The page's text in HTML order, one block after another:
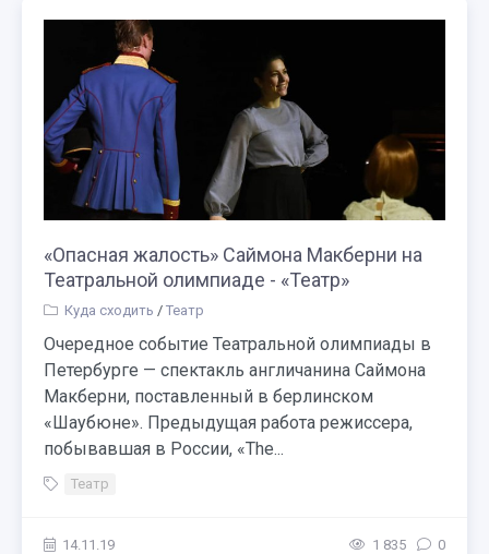
«Опасная жалость» Саймона Макберни на
Театральной олимпиаде - «Театр»
Куда сходить / Театр
Очередное событие Театральной олимпиады в
Петербурге — спектакль англичанина Саймона
Макберни, поставленный в берлинском
«Шаубюне». Предыдущая работа режиссера,
побывавшая в России, «The...
Театр
14.11.19 1 835 0